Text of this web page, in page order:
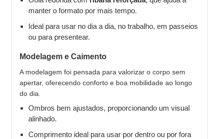
manter o formato por mais tempo.
Ideal para usar no dia a dia, no trabalho, em passeios
ou para presentear.
Modelagem e Caimento
A modelagem foi pensada para valorizar o corpo sem
apertar, oferecendo conforto e boa mobilidade ao longo
do dia.
Ombros bem ajustados, proporcionando um visual
alinhado.
Comprimento ideal para usar por dentro ou por fora